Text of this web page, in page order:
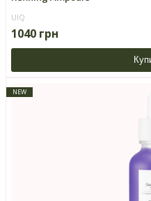
UIQ
1040 грн
NEW